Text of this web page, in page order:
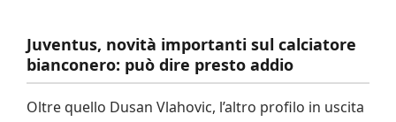
Juventus, novità importanti sul calciatore
bianconero: può dire presto addio
Oltre quello Dusan Vlahovic, l’altro profilo in uscita